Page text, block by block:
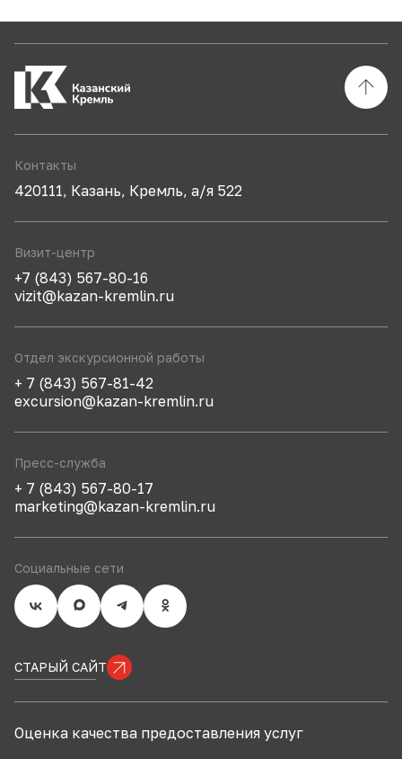
Контакты
420111, Казань, Кремль, а/я 522
Визит-центр
+7 (843) 567-80-16
vizit@kazan-kremlin.ru
Отдел экскурсионной работы
+ 7 (843) 567-81-42
excursion@kazan-kremlin.ru
Пресс-служба
+ 7 (843) 567-80-17
marketing@kazan-kremlin.ru
Социальные сети
СТАРЫЙ САЙТ
Оценка качества предоставления услуг